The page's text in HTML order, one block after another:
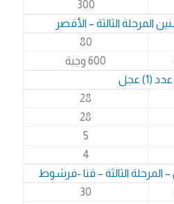
300
المرحلة الثالثة – الأقصر
80
600 وجبة
(1) عجل
28
28
5
4
الثالثة – قنا -فرشوط
30